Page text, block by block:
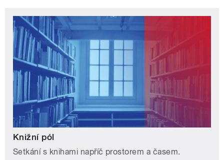
Knižní pól
Setkání s knihami napříč prostorem a časem.